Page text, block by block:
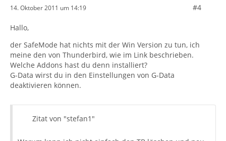
14. Oktober 2011 um 14:19 #4
Hallo,
der SafeMode hat nichts mit der Win Version zu tun, ich
meine den von Thunderbird, wie im Link beschrieben.
Welche Addons hast du denn installiert?
G-Data wirst du in den Einstellungen von G-Data
deaktivieren können.
Zitat von "stefan1"